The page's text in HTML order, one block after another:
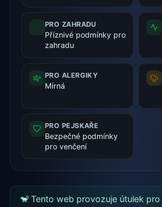
PRO ZAHRADU
Příznivé podmínky pro
zahradu
PRO ALERGIKY
Mírná
PRO PEJSKAŘE
Bezpečné podmínky
pro venčení
🐒 Tento web provozuje útulek